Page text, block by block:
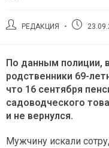
АвторРЕДАКЦИЯ
Запись
По данным полиции,
родственники 69-
что 16 сентября
садоводческого
и не вернулся.
Мужчину искали